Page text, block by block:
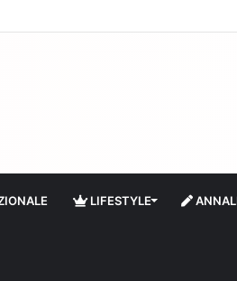
prima ripresa solo a settembre
LIFESTYLE